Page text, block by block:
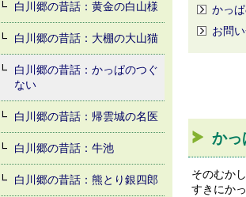
白川郷の昔話：黄金の白山様
白川郷の昔話：大棚の大山猫
白川郷の昔話：かっぱのつぐ
ない
白川郷の昔話：帰雲城の名医
白川郷の昔話：牛池
白川郷の昔話：熊とり銀四郎
かっ
お問
かっ
そのむか
すきにか